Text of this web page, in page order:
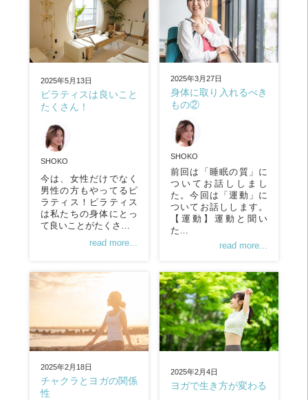
2025年5月13日
ピラティスは良いこと
たくさん！
SHOKO
今は、女性だけでなく
男性の方もやってるピ
ラティス！ピラティス
は私たちの身体にとっ
て良いことがたくさ…
read more...
2025年3月27日
身体に取り入れるべき
もの②
SHOKO
前回は「睡眠の質」に
ついてお話ししまし
た。今回は「運動」に
ついてお話しします。
【運動】運動と聞い
た…
read more...
2025年2月18日
チャクラとヨガの関係
性
2025年2月4日
ヨガで生き方が変わる